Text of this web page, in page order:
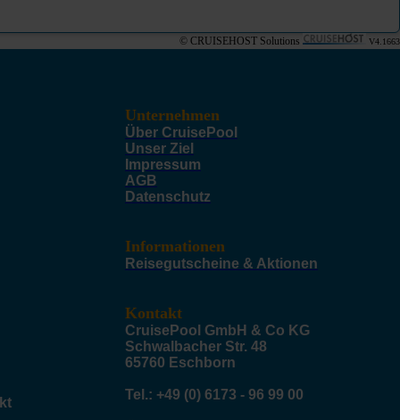
© CRUISEHOST Solutions V4.1663
Unternehmen
Über CruisePool
Unser Ziel
Impressum
AGB
Datenschutz
Informationen
Reisegutscheine & Aktionen
Kontakt
CruisePool GmbH & Co KG
Schwalbacher Str. 48
65760 Eschborn
Tel.: +49 (0) 6173 - 96 99 00